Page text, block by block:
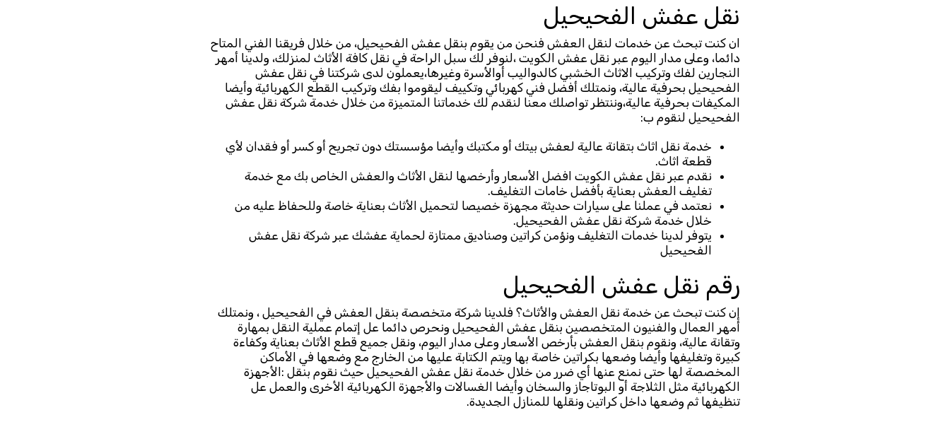
نقل عفش الفحيحيل
ان كنت تبحث عن خدمات لنقل العفش فنحن من يقوم بنقل عفش الفحيحيل، من خلال فريقنا الفني المتاح
دائما، وعلى مدار اليوم عبر نقل عفش الكويت ،لنوفر لك سبل الراحة في نقل كافة الأثاث لمنزلك، ولدينا أمهر
النجارين لفك وتركيب الاثاث الخشبي كالدواليب أوالأسرة وغيرها،يعملون لدى شركتنا في نقل عفش
الفحيحيل بحرفية عالية، ونمتلك أفضل فني كهربائي وتكييف ليقوموا بفك وتركيب القطع الكهربائية وأيضا
المكيفات بحرفية عالية،وننتظر تواصلك معنا لنقدم لك خدماتنا المتميزة من خلال خدمة شركة نقل عفش
الفحيحيل لنقوم ب:
خدمة نقل اثاث بتقانة عالية لعفش بيتك أو مكتبك وأيضا مؤسستك دون تجريح أو كسر أو فقدان لأي
قطعة اثاث.
نقدم عبر نقل عفش الكويت افضل الأسعار وأرخصها لنقل الأثاث والعفش الخاص بك مع خدمة
تغليف العفش بعناية بأفضل خامات التغليف.
نعتمد في عملنا على سيارات حديثة مجهزة خصيصا لتحميل الأثاث بعناية خاصة وللحفاظ عليه من
خلال خدمة شركة نقل عفش الفحيحيل.
يتوفر لدينا خدمات التغليف ونؤمن كراتين وصناديق ممتازة لحماية عفشك عبر شركة نقل عفش
الفحيحيل
رقم نقل عفش الفحيحيل
إن كنت تبحث عن خدمة نقل العفش والأثاث؟ فلدينا شركة متخصصة بنقل العفش في الفحيحيل ، ونمتلك
أمهر العمال والفنيون المتخصصين بنقل عفش الفحيحيل ونحرص دائما عل إتمام عملية النقل بمهارة
وتقانة عالية، ونقوم بنقل العفش بأرخص الأسعار وعلى مدار اليوم، ونقل جميع قطع الأثاث بعناية وكفاءة
كبيرة وتغليفها وأيضا وضعها بكراتين خاصة بها ويتم الكتابة عليها من الخارج مع وضعها في الأماكن
المخصصة لها حتى نمنع عنها أي ضرر من خلال خدمة نقل عفش الفحيحيل حيث نقوم بنقل :الأجهزة
الكهربائية مثل الثلاجة أو البوتاجاز والسخان وأيضا الغسالات والأجهزة الكهربائية الأخرى والعمل عل
تنظيفها ثم وضعها داخل كراتين ونقلها للمنازل الجديدة.